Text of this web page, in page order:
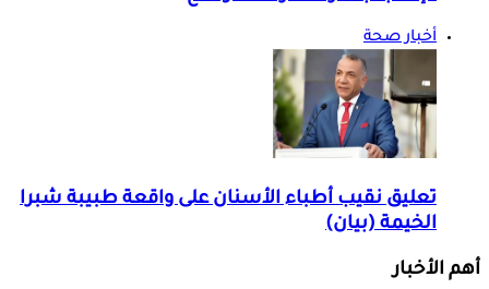
أخبار صحة
تعليق نقيب أطباء الأسنان على واقعة طبيبة شبرا
الخيمة (بيان)
أهم الأخبار